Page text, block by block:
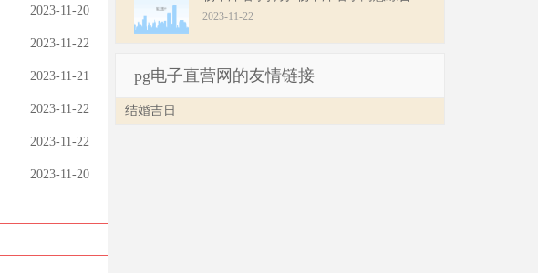
2023-11-20
2023-11-22
2023-11-21
2023-11-22
2023-11-22
2023-11-20
2023-11-22
pg电子直营网的友情链接
结婚吉日